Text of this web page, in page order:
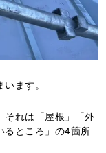
ます。
それは「屋根」「外
るところ」の4箇所